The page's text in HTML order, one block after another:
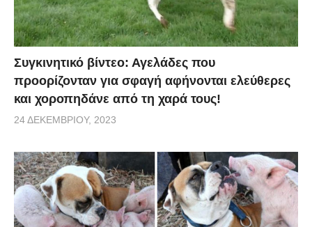
Συγκινητικό βίντεο: Αγελάδες που
προορίζονταν για σφαγή αφήνονται ελεύθερες
και χοροπηδάνε από τη χαρά τους!
24 ΔΕΚΕΜΒΡΊΟΥ, 2023